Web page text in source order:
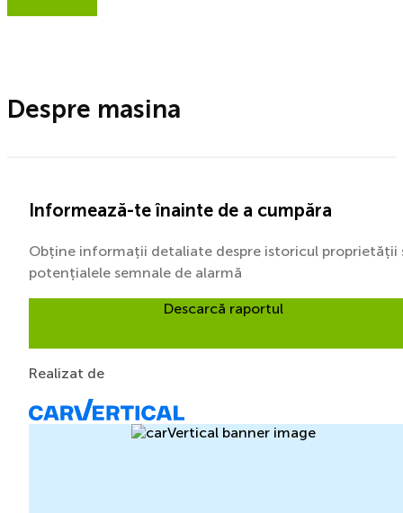
Despre masina
Informează-te înainte de a cumpăra
Obține informații detaliate despre istoricul proprietății
potențialele semnale de alarmă
Descarcă raportul
Realizat de